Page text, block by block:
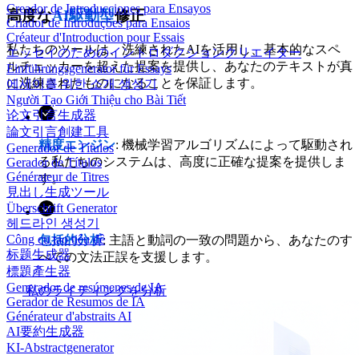
Creador de Introducciones para Ensayos
Criador de Introduções para Ensaios
Créateur d'Introduction pour Essais
エッセイのためのイントロダクションクリエイター
Einführungsgenerator für Essays
에세이를 위한 소개 생성기
Người Tạo Giới Thiệu cho Bài Tiết
论文引言生成器
論文引言創建工具
Generador de Títulos
Gerador de Títulos
Générateur de Titres
見出し生成ツール
Überschrift Generator
헤드라인 생성기
Công cụ tạo tiêu đề
标题生成器
標題產生器
Generador de resúmenes de IA
Gerador de Resumos de IA
Générateur d'abstraits AI
AI要約生成器
KI-Abstractgenerator
高度なAI駆動型修正
私たちのツールは、洗練されたAIを活用し、基本的なスペ
ルチェッカーを超えた提案を提供し、あなたのテキストが真
に洗練されたものになることを保証します。
精度エンジン: 機械学習アルゴリズムによって駆動され
る私たちのシステムは、高度に正確な提案を提供しま
す。
包括的分析: 主語と動詞の一致の問題から、あなたのす
べての文法正誤を支援します。
私のライティングを分析